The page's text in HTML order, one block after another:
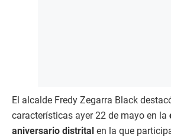
El alcalde Fredy Zegarra Black
características ayer 22 de mayo en la
aniversario distrital en la que